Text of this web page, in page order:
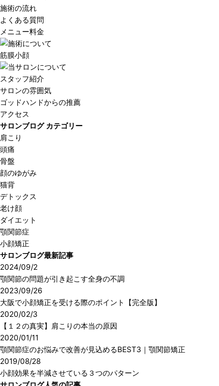
施術の流れ
よくある質問
メニュー料金
筋膜小顔
スタッフ紹介
サロンの雰囲気
ゴッドハンドからの推薦
アクセス
サロンブログ カテゴリー
肩こり
頭痛
骨盤
顔のゆがみ
猫背
デトックス
老け顔
ダイエット
顎関節症
小顔矯正
サロンブログ最新記事
2024/09/2
顎関節の問題が引き起こす全身の不調
2023/09/26
大阪で小顔矯正を受ける際のポイント【完全版】
2020/02/3
【１２の真実】肩こりの本当の原因
2020/01/11
顎関節症のお悩みで改善が見込めるBEST3｜顎関節矯正
2019/08/28
小顔効果を半減させている３つのパターン